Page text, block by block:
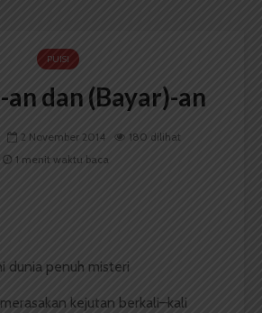
PUISI
an dan (Bayar)-an
2 November 2014
180 dilihat
1 menit waktu baca
dunia penuh misteri
kejutan berkali–kali